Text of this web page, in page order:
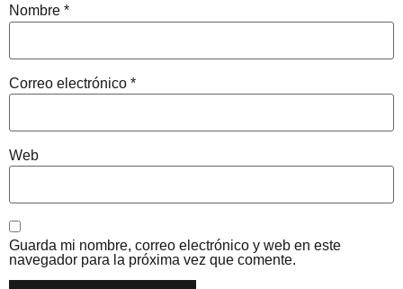
Nombre *
Correo electrónico *
Web
Guarda mi nombre, correo electrónico y web en este
navegador para la próxima vez que comente.